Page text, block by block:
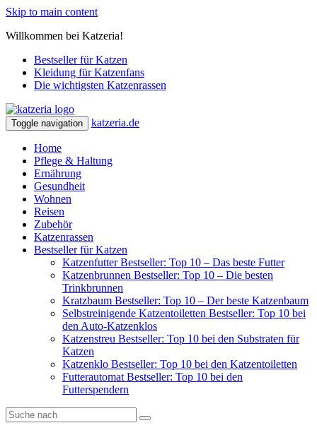
Skip to main content
Willkommen bei Katzeria!
Bestseller für Katzen
Kleidung für Katzenfans
Die wichtigsten Katzenrassen
Toggle navigation katzeria.de
Home
Pflege & Haltung
Ernährung
Gesundheit
Wohnen
Reisen
Zubehör
Katzenrassen
Bestseller für Katzen
Katzenfutter Bestseller: Top 10 – Das beste Futter
Katzenbrunnen Bestseller: Top 10 – Die besten
Trinkbrunnen
Kratzbaum Bestseller: Top 10 – Der beste Katzenbaum
Selbstreinigende Katzentoiletten Bestseller: Top 10 bei
den Auto-Katzenklos
Katzenstreu Bestseller: Top 10 bei den Substraten für
Katzen
Katzenklo Bestseller: Top 10 bei den Katzentoiletten
Futterautomat Bestseller: Top 10 bei den
Futterspendern